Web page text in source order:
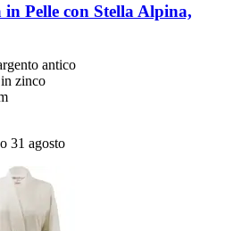
Pelle con Stella Alpina,
antico
zinco
31 agosto